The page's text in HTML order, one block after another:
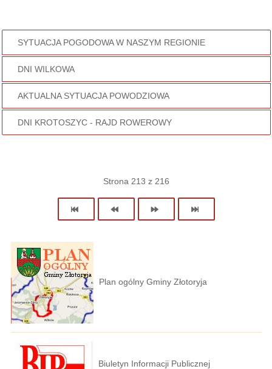
SYTUACJA POGODOWA W NASZYM REGIONIE
DNI WILKOWA
AKTUALNA SYTUACJA POWODZIOWA
DNI KROTOSZYC - RAJD ROWEROWY
Strona 213 z 216
Plan ogólny Gminy Złotoryja
Biuletyn Informacji Publicznej